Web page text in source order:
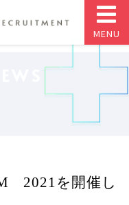
MENU
2021を開催し